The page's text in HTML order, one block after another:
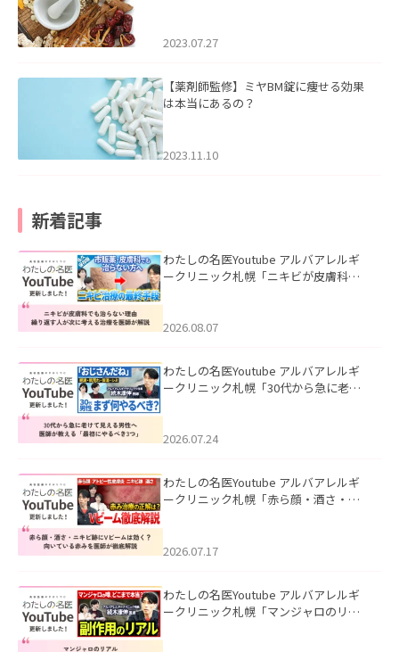
2023.07.27
【薬剤師監修】ミヤBM錠に痩せる効果
は本当にあるの？
2023.11.10
新着記事
わたしの名医Youtube アルバアレルギ
ークリニック札幌「ニキビが皮膚科で
ました。
2026.08.07
わたしの名医Youtube アルバアレルギ
ークリニック札幌「30代から急に老け
た。
2026.07.24
わたしの名医Youtube アルバアレルギ
ークリニック札幌「赤ら顔・酒さ・ニ
した。
2026.07.17
わたしの名医Youtube アルバアレルギ
ークリニック札幌「マンジャロのリア